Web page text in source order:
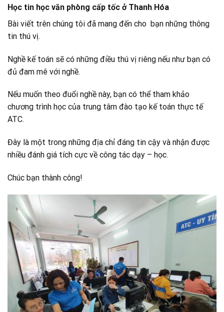
Học tin học văn phòng cấp tốc ở Thanh Hóa
Bài viết trên chúng tôi đã mang đến cho bạn những thông
tin thú vị.
Nghề kế toán sẽ có những điều thú vị riêng nếu như bạn có
đủ đam mê với nghề.
Nếu muốn theo đuổi nghề này, bạn có thể tham khảo
chương trình học của trung tâm đào tạo kế toán thực tế
ATC.
Đây là một trong những địa chỉ đáng tin cậy và nhận được
nhiều đánh giá tích cực về công tác dạy – học.
Chúc bạn thành công!